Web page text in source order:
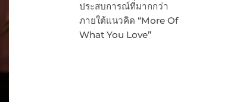
ประสบการณ์ที่มากกว่า
ภายใต้แนวคิด “More Of
What You Love”